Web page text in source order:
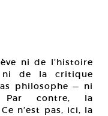
ni de l’histoire
ni de la critique
philosophe — ni
Par contre, la
n’est pas, ici, la